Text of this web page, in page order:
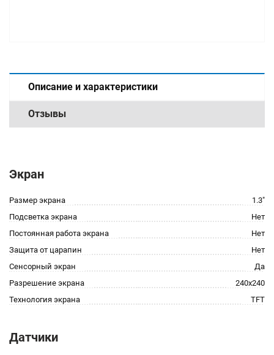
Описание и характеристики
Отзывы
Экран
Размер экрана
1.3"
Подсветка экрана
Нет
Постоянная работа экрана
Нет
Защита от царапин
Нет
Сенсорный экран
Да
Разрешение экрана
240x240
Технология экрана
TFT
Датчики